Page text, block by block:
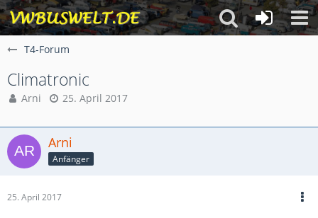
T4-Forum
Climatronic
Arni 25. April 2017
Arni
Anfänger
25. April 2017